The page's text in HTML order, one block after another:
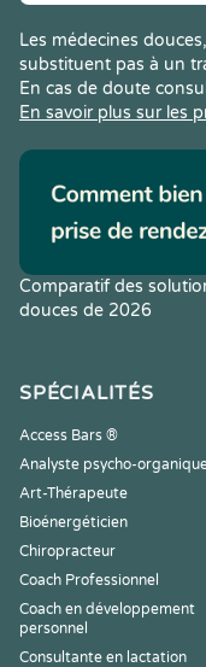
Les médecines
substituent pas à un
En cas de doute
En savoir plus sur les
Comparatif des
douces de 2026
SPÉCIALITÉS
Access Bars ®
Analyste psycho-
Art-Thérapeute
Bioénergéticien
Chiropracteur
Coach Professionnel
Coach en développement
personnel
Consultante en lactation